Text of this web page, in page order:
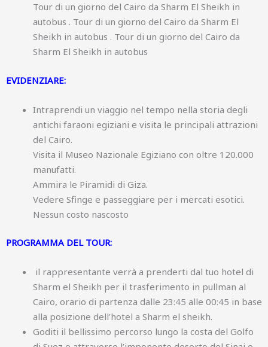
Tour di un giorno del Cairo da Sharm El Sheikh in
autobus . Tour di un giorno del Cairo da Sharm El
Sheikh in autobus . Tour di un giorno del Cairo da
Sharm El Sheikh in autobus
EVIDENZIARE:
Intraprendi un viaggio nel tempo nella storia degli
antichi faraoni egiziani e visita le principali attrazioni
del Cairo.
Visita il Museo Nazionale Egiziano con oltre 120.000
manufatti.
Ammira le Piramidi di Giza.
Vedere Sfinge e passeggiare per i mercati esotici.
Nessun costo nascosto
PROGRAMMA DEL TOUR:
il rappresentante verrà a prenderti dal tuo hotel di
Sharm el Sheikh per il trasferimento in pullman al
Cairo, orario di partenza dalle 23:45 alle 00:45 in base
alla posizione dell’hotel a Sharm el sheikh.
Goditi il bellissimo percorso lungo la costa del Golfo